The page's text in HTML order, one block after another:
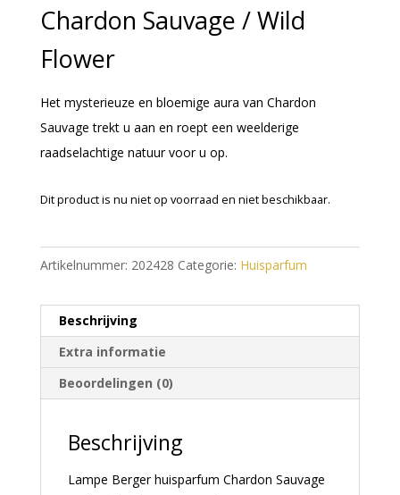
Chardon Sauvage / Wild
Flower
Het mysterieuze en bloemige aura van Chardon
Sauvage trekt u aan en roept een weelderige
raadselachtige natuur voor u op.
Dit product is nu niet op voorraad en niet beschikbaar.
l
t
t
Artikelnummer: 202428 Categorie: Huisparfum
Beschrijving
Extra informatie
Beoordelingen (0)
Beschrijving
Lampe Berger huisparfum Chardon Sauvage